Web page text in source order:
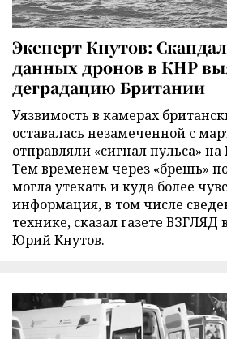
Эксперт Кнутов:
данных дронов в КНР
деградацию Британии
Уязвимость в камерах
оставалась незамеченной с
отправляли «сигнал пульса»
Тем временем через «брешь»
могла утекать и куда более
информация, в том числе
технике, сказал газете ВЗГЛЯД
Юрий Кнутов.